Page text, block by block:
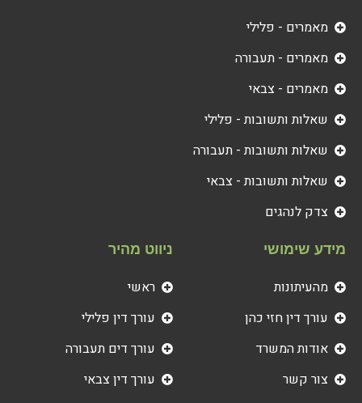
ניווט מהיר
ראשי
עורך דין פלילי
עורך דים תעבורה
עורך דין צבאי
מידע שימושי
מהעיתונות
עורך דין חזי כהן
אודות המשרד
צור קשר
מאמרים - פלילי
מאמרים - תעבורה
מאמרים - צבאי
שאלות ותשובות - פלילי
שאלות ותשובות - תעבורה
שאלות ותשובות - צבאי
צדק לנהגים